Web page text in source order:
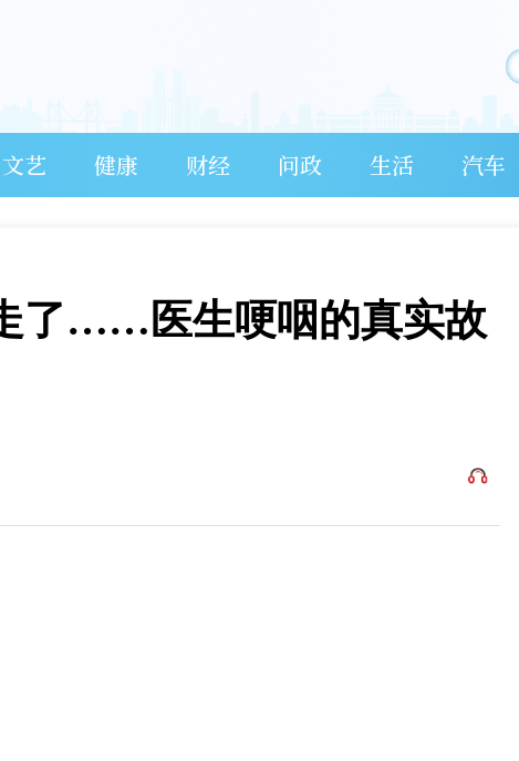
文艺 健康 财经 问政 生活 汽车
了……医生哽咽的真实故